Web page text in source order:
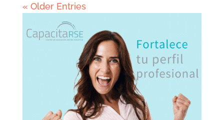
« Older Entries